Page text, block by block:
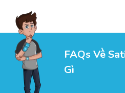
FAQs Về
Gì